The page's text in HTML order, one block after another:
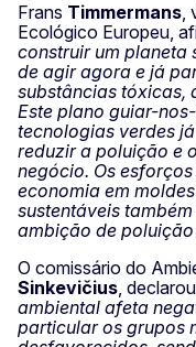
Frans Timmermans,
Ecológico Europeu,
construir um planeta
de agir agora e já
substâncias tóxicas,
Este plano guiar-
tecnologias verdes
reduzir a poluição e
negócio. Os
economia em
sustentáveis
ambição de
O comissário do
Sinkevičius,
ambiental afeta
particular os grupos